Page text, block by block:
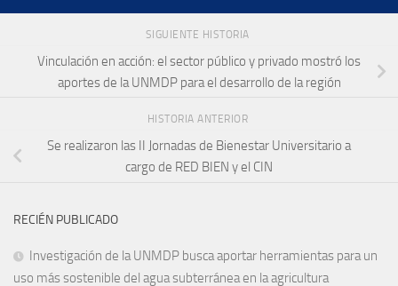
SIGUIENTE HISTORIA
Vinculación en acción: el sector público y privado mostró los
aportes de la UNMDP para el desarrollo de la región
HISTORIA ANTERIOR
Se realizaron las II Jornadas de Bienestar Universitario a
cargo de RED BIEN y el CIN
RECIÉN PUBLICADO
Investigación de la UNMDP busca aportar herramientas para un
uso más sostenible del agua subterránea en la agricultura